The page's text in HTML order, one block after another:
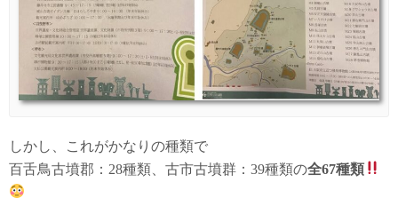
しかし、これがかなりの種類で
百舌鳥古墳郡：28種類、古市古墳群：39種類の全67種類